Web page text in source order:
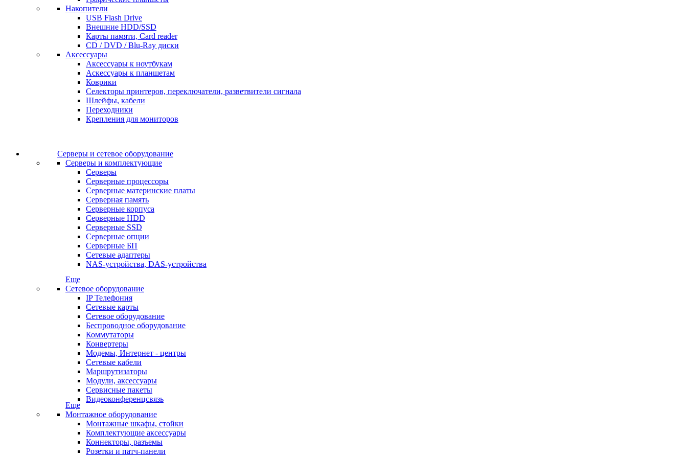
Накопители
USB Flash Drive
Внешние HDD/SSD
Карты памяти, Card reader
CD / DVD / Blu-Ray диски
Аксессуары
Аксессуары к ноутбукам
Аскессуары к планшетам
Коврики
Селекторы принтеров, переключатели, разветвители сигнала
Шлейфы, кабели
Переходники
Крепления для мониторов
Серверы и сетевое оборудование
Серверы и комплектующие
Серверы
Серверные процессоры
Серверные материнские платы
Серверная память
Серверные корпуса
Серверные HDD
Серверные SSD
Серверные опции
Серверные БП
Сетевые адаптеры
NAS-устройства, DAS-устройства
Еще
Сетевое оборудование
IP Телефония
Сетевые карты
Сетевое оборудование
Беспроводное оборудование
Коммутаторы
Конвертеры
Модемы, Интернет - центры
Сетевые кабели
Маршрутизаторы
Модули, аксессуары
Сервисные пакеты
Видеоконференцсвязь
Еще
Монтажное оборудование
Монтажные шкафы, стойки
Комплектующие аксессуары
Коннекторы, разъемы
Розетки и патч-панели